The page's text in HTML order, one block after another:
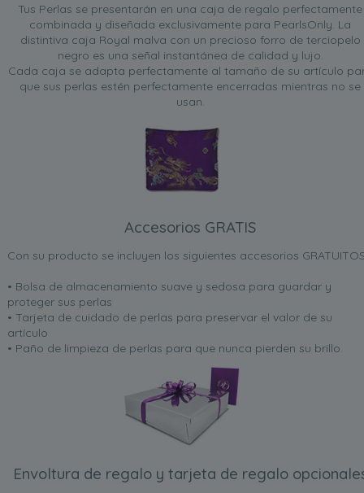
Tus Perlas se presentarán en una caja de regalo perfectamente
combinada y diseñada exclusivamente para PearlsOnly. La
distintiva caja Royal malva con un precioso forro de terciopelo
negro es una señal instantánea de calidad y lujo.
Cada caja se adapta perfectamente al tamaño de su artículo
que sus perlas estén perfectamente encerradas mientras no se
usan.
Accesorios GRATIS
Con su producto se incluyen los siguientes accesorios
• Bolsa de almacenamiento suave y sedosa para guardar y
proteger sus perlas
• Tarjeta de cuidado de perlas para preservar el valor de su
artículo
• Paño de limpieza de perlas para que nunca pierden su brillo.
Envoltura de regalo y tarjeta de regalo